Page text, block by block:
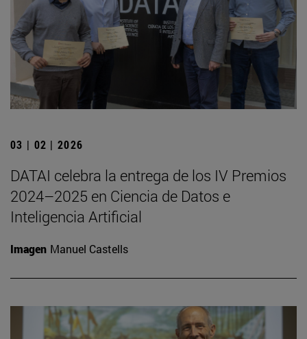
03 | 02 | 2026
DATAI celebra la entrega de los IV Premios
2024–2025 en Ciencia de Datos e
Inteligencia Artificial
Imagen Manuel Castells